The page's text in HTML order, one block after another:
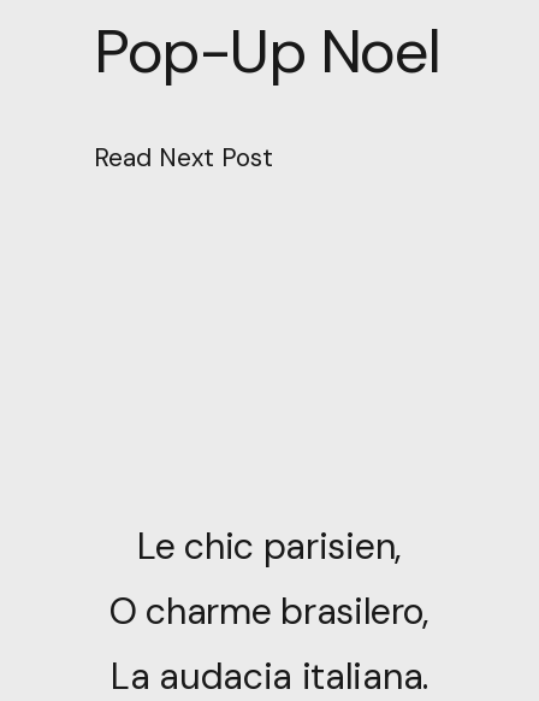
Pop-Up Noel
Read Next Post
Le chic parisien,
O charme brasilero,
La audacia italiana.